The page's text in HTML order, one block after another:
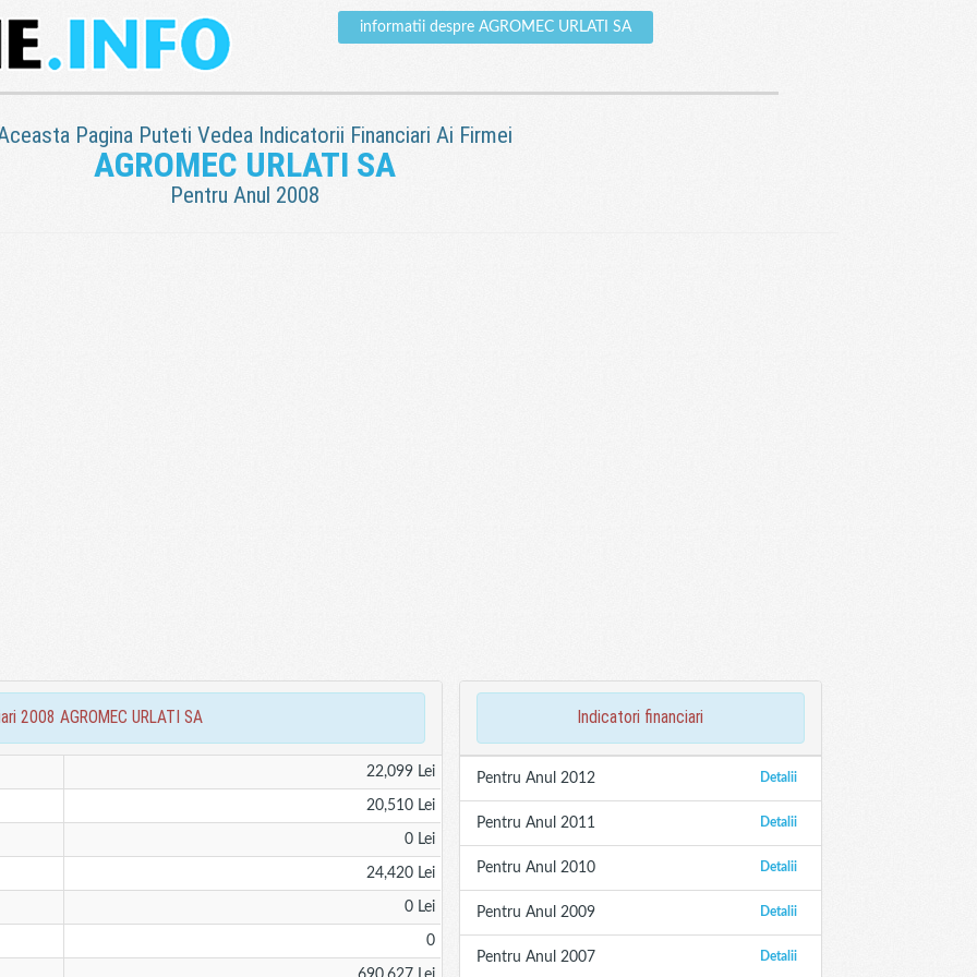
informatii despre AGROMEC URLATI SA
Pagina Puteti Vedea Indicatorii Financiari Ai Firmei
AGROMEC URLATI SA
Pentru Anul 2008
2008 AGROMEC URLATI SA
22,099 Lei
20,510 Lei
0 Lei
24,420 Lei
0 Lei
0
indicatori financiari
Detalii
Pentru Anul 2012
Detalii
Pentru Anul 2011
Detalii
Pentru Anul 2010
Detalii
Pentru Anul 2009
Detalii
Pentru Anul 2007